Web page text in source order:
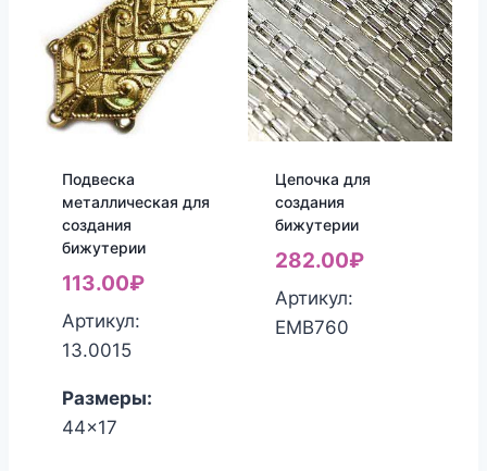
Подвеска
металлическая для
создания
бижутерии
113.00₽
Артикул:
13.0015
Размеры:
44x17
Цепочка для
создания
бижутерии
282.00₽
Артикул:
ЕМВ760